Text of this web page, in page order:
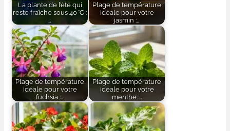
La plante de l’été qui
reste fraîche sous 40 °C :
…
Plage de température
idéale pour votre
jasmin :…
Plage de température
idéale pour votre
fuchsia :…
Plage de température
idéale pour votre
menthe :…